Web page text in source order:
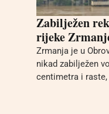
Zabilježen
rijeke
Zrmanja je u
nikad zabilježen
centimetra i raste,